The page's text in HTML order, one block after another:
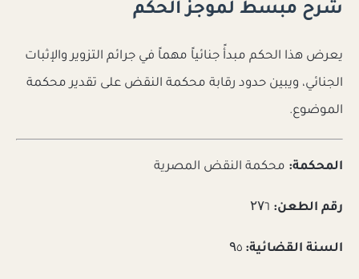
شرح مبسط لموجز الحكم
يعرض هذا الحكم مبدأً جنائياً مهماً في جرائم التزوير والإثبات
الجنائي، ويبين حدود رقابة محكمة النقض على تقدير محكمة
الموضوع.
المحكمة: محكمة النقض المصرية
رقم الطعن:
السنة القضائية: